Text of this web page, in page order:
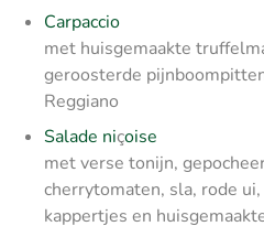
Carpaccio
met huisgemaakte
geroosterde
Reggiano
Salade niçoise
met verse tonijn,
cherrytomaten, sla, rode
kappertjes en